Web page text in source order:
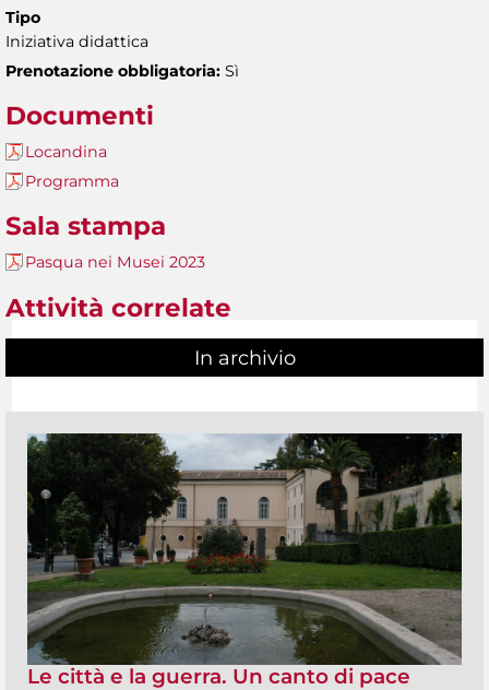
Tipo
Iniziativa didattica
Prenotazione obbligatoria: Sì
Documenti
Locandina
Programma
Sala stampa
Pasqua nei Musei 2023
Attività correlate
In archivio
Le città e la guerra. Un canto di pace